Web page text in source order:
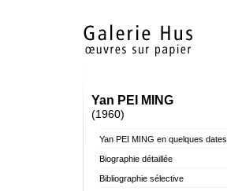
Yan PEI MING
(1960)
Yan PEI MING en quelques dates
Biographie détaillée
Bibliographie sélective